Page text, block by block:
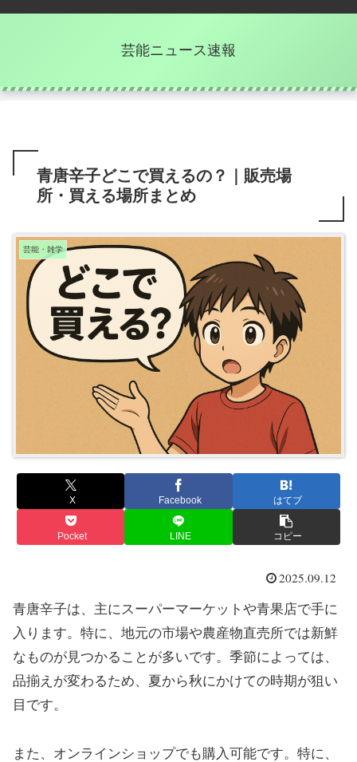
芸能ニュース速報
青唐辛子どこで買えるの？｜販売場
所・買える場所まとめ
芸能・雑学
X Facebook はてブ
Pocket LINE コピー
2025.09.12
青唐辛子は、主にスーパーマーケットや青果店で手に
入ります。特に、地元の市場や農産物直売所では新鮮
なものが見つかることが多いです。季節によっては、
品揃えが変わるため、夏から秋にかけての時期が狙い
目です。
また、オンラインショップでも購入可能です。特に、